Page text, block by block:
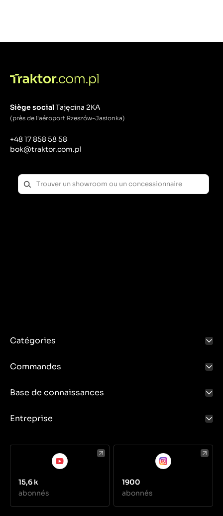
Siège socialTajęcina 2KA
(près de l'aéroport Rzeszów-Jasionka)
+48 17 858 58 58
bok@traktor.com.pl
Catégories
Commandes
Base de connaissances
Entreprise
15,6 k
abonnés
1900
abonnés